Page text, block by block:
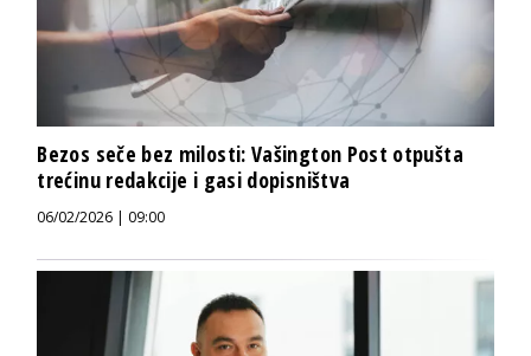
Bezos seče bez milosti: Vašington Post otpušta
trećinu redakcije i gasi dopisništva
06/02/2026 | 09:00